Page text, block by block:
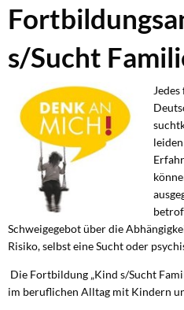
Fortbildungsangebot
s/Sucht
Familie
s/Sucht
Schweigegebot über die
Risiko, selbst eine Sucht oder
Die Fortbildung „Kind s/Sucht
im beruflichen Alltag mit Kindern